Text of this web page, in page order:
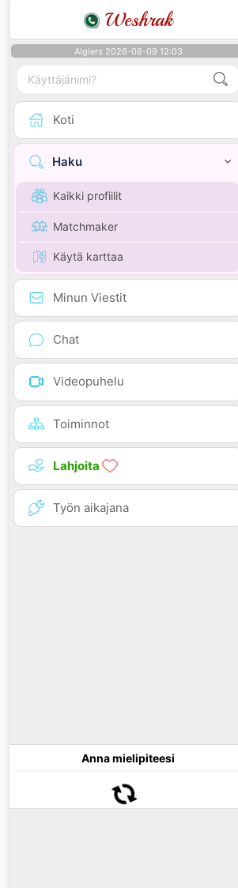
Weshrak
Algiers 2026-08-09 12:03
Koti
Haku
Kaikki profiilit
Matchmaker
Käytä karttaa
Minun Viestit
Chat
Videopuhelu
Toiminnot
Lahjoita
Työn aikajana
Anna mielipiteesi